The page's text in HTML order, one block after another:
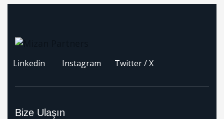
Linkedin Instagram Twitter / X
Bize Ulaşın